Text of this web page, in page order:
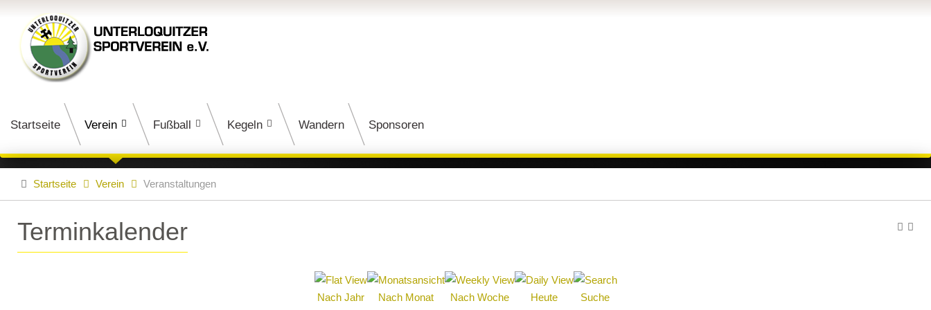
Startseite Verein Fußball Kegeln Wandern Sponsoren
Startseite Verein Veranstaltungen
Terminkalender
Nach Jahr Nach Monat Nach Woche Heute Suche